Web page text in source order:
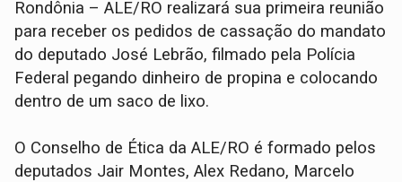
Rondônia – ALE/RO realizará sua primeira reunião
para receber os pedidos de cassação do mandato
do deputado José Lebrão, filmado pela Polícia
Federal pegando dinheiro de propina e colocando
dentro de um saco de lixo.
O Conselho de Ética da ALE/RO é formado pelos
deputados Jair Montes, Alex Redano, Marcelo